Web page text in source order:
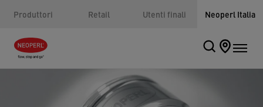
Produttori Retail Utenti finali Neoperl Italia